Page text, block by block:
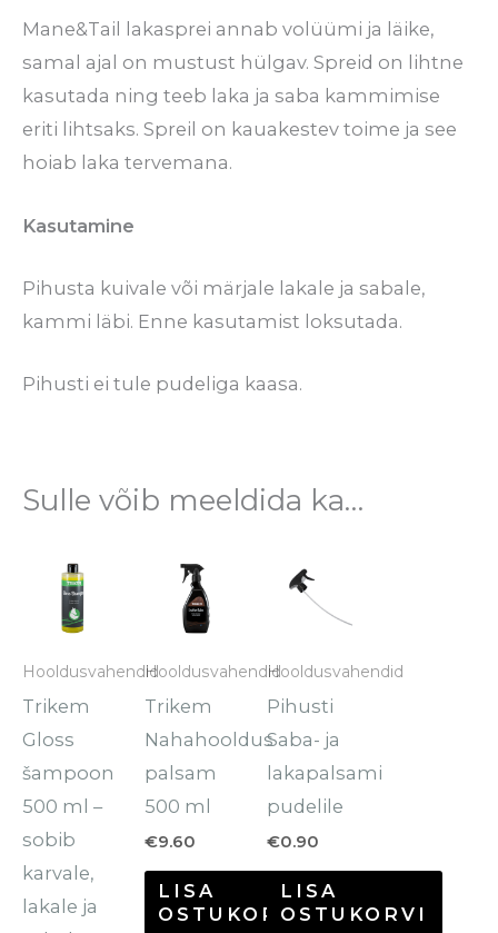
Mane&Tail lakasprei annab volüümi ja läike,
samal ajal on mustust hülgav. Spreid on lihtne
kasutada ning teeb laka ja saba kammimise
eriti lihtsaks. Spreil on kauakestev toime ja see
hoiab laka tervemana.
Kasutamine
Pihusta kuivale või märjale lakale ja sabale,
kammi läbi. Enne kasutamist loksutada.
Pihusti ei tule pudeliga kaasa.
Sulle võib meeldida ka…
Hooldusvahendid
Trikem
Gloss
šampoon
500 ml –
sobib
karvale,
lakale ja
Hooldusvahendid
Trikem
Nahahooldus
palsam
500 ml
€9.60
LISA
OSTUKORVI
Hooldusvahendid
Pihusti
Saba- ja
lakapalsami
pudelile
€0.90
LISA
OSTUKORVI